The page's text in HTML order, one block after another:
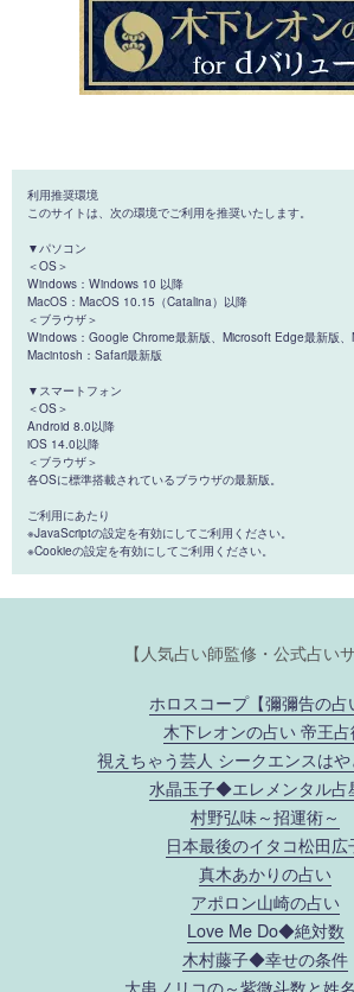
利用推奨環境
このサイトは、次の環境でご利用を推奨いたします。
▼パソコン
＜OS＞
Windows：Windows 10 以降
MacOS：MacOS 10.15（Catalina）以降
＜ブラウザ＞
Windows：Google Chrome最新版、Microsoft Edge最新版
Macintosh：Safari最新版
▼スマートフォン
＜OS＞
Android 8.0以降
iOS 14.0以降
＜ブラウザ＞
各OSに標準搭載されているブラウザの最新版。
ご利用にあたり
※JavaScriptの設定を有効にしてご利用ください。
※Cookieの設定を有効にしてご利用ください。
【人気占い師監修・公式占い
ホロスコープ【彌彌告の占
木下レオンの占い 帝王
視えちゃう芸人 シークエンスは
水晶玉子◆エレメンタル占
村野弘味～招運術～
日本最後のイタコ松田広
真木あかりの占い
アポロン山崎の占い
Love Me Do◆絶対数
木村藤子◆幸せの条件
大串ノリコの～紫微斗数と姓